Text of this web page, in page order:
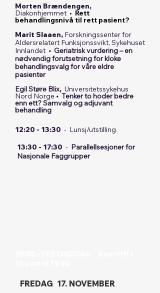
Morten Brændengen,
Diakonhjemmet • Rett
behandlingsnivå til rett pasient?
Marit Slaaen, Forskningssenter for
Aldersrelatert Funksjonssvikt, Sykehuset
Innlandet • Geriatrisk vurdering – en
nødvendig forutsetning for kloke
behandlingsvalg for våre eldre
pasienter
Egil Støre Blix, Universitetssykehus
Nord Norge • Tenker to hoder bedre
enn ett? Samvalg og adjuvant
behandling
12:20 - 13:30 - Lunsj/utstilling
13:30 - 17:30 - Parallellsesjoner for
Nasjonale Faggrupper
FREDAG 17. NOVEMBER